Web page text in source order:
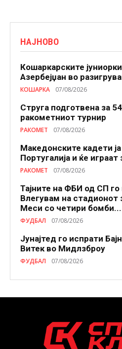
НАЈНОВО
Кошаркарските јуниорки
Азербејџан во
КОШАРКА 07/08/2026
Струга подготвена за
ракометниот турнир
РАКОМЕТ 07/08/2026
Македонските кадети
Португалија и ќе
РАКОМЕТ 07/08/2026
Тајните на ФБИ од СП
Влегувам на стадионот
Меси со четири бомби...
ФУДБАЛ 07/08/2026
Јунајтед го испрати
Витек во Мидлзброу
ФУДБАЛ 07/08/2026